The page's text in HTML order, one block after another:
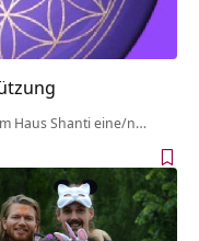
Haus Shanti eine/n…